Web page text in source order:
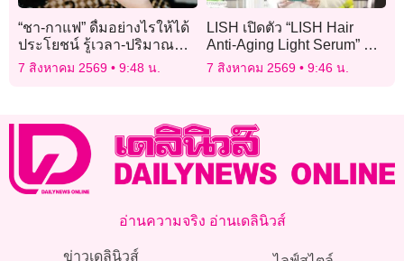
“ชา-กาแฟ” ดื่มอย่างไรให้ได้
ประโยชน์ รู้เวลา-ปริมาณที่
เหมาะสม
7 สิงหาคม 2569 9:48 น.
LISH เปิดตัว “LISH Hair
Anti-Aging Light Serum” ชู
นวัตกรรมดูแลเส้นผม 3-in-1
7 สิงหาคม 2569 9:46 น.
อ่านความจริง อ่านเดลินิวส์
ข่าวเดลินิวส์